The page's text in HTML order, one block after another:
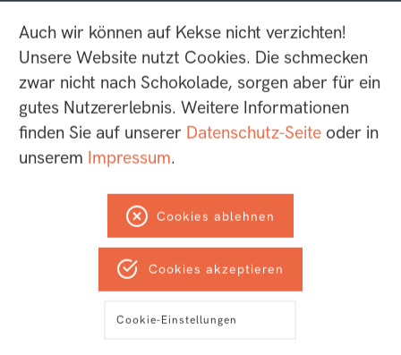
ihren Beitrag leisten können – oder gar müssen.
Akzeptanz und auch Offenheit gegenüber den
Ideen anderer ist demnach essentiell.
Distanz zum Digitalen
aufbrechen
Apropos Notwendigkeit: Noch vor nicht allzu
langer Zeit hätte ein digitaler Workshop vor
allem auch mit technischen Hürden zu kämpfen
gehabt: Fehlende Software oder mangelhafte
Internetverbindungen hätten den Erfolg des
Auch wir können auf Kekse nicht verzichten!
Unsere Website nutzt Cookies. Die schmecken
zwar nicht nach Schokolade, sorgen aber für ein
gutes Nutzererlebnis. Weitere Informationen
finden Sie auf unserer Datenschutz-Seite oder in
unserem Impressum.
Cookies ablehnen
Cookies akzeptieren
Cookie-Einstellungen